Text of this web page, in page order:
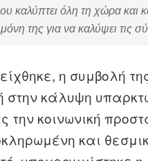
καλύπτει όλη τη χώρα και
της για να καλύψει τις
η συμβολή
στην κάλυψη
την κοινωνική
και